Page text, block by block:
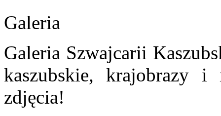
Galeria
Galeria Szwajcarii
kaszubskie, krajobrazy
zdjęcia!